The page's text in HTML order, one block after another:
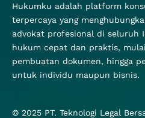
Hukumku adalah platform
terpercaya yang
advokat profesional di seluruh
hukum cepat dan praktis,
pembuatan dokumen, hingga
untuk individu maupun bisnis.
© 2025 PT. Teknologi Legal